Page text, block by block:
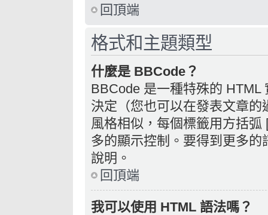
回頂端
格式和主題類型
什麼是 BBCode？
BBCode 是一種特殊的
決定（您也可以在發表文章
風格相似，每個標籤用方括
多的顯示控制。要得到更多
說明。
回頂端
我可以使用 HTML 語法嗎？